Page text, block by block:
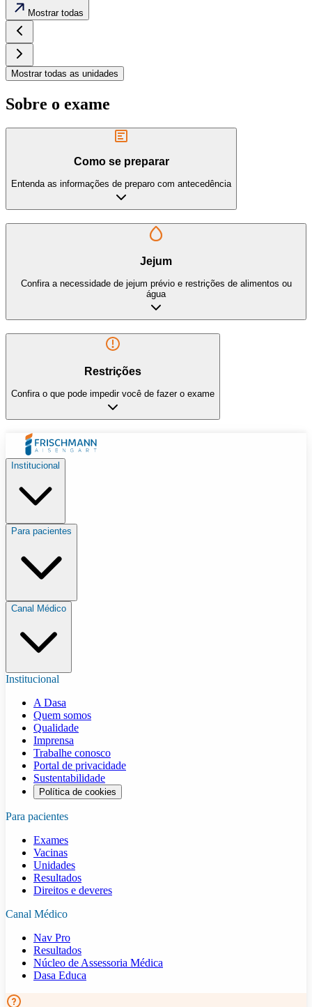
Mostrar todas
Mostrar todas as unidades
Sobre o exame
Como se preparar
Entenda as informações de preparo com antecedência
Jejum
Confira a necessidade de jejum prévio e restrições de alimentos ou
água
Restrições
Confira o que pode impedir você de fazer o exame
Institucional
Para pacientes
Canal Médico
Institucional
A Dasa
Quem somos
Qualidade
Imprensa
Trabalhe conosco
Portal de privacidade
Sustentabilidade
Política de cookies
Para pacientes
Exames
Vacinas
Unidades
Resultados
Direitos e deveres
Canal Médico
Nav Pro
Resultados
Núcleo de Assessoria Médica
Dasa Educa